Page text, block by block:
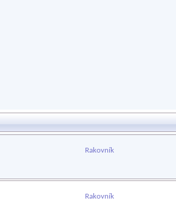
Rakovník
Rakovník